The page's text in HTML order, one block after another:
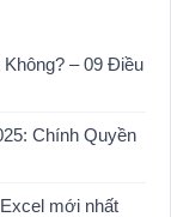
– 09 Điều
Chính Quyền
mới nhất